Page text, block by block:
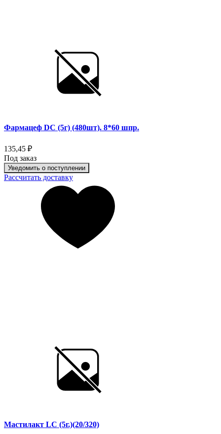
Фармацеф DC (5г) (480шт). 8*60 шпр.
135,45 ₽
Под заказ
Уведомить о поступлении
Рассчитать доставку
Мастилакт LC (5г.)(20/320)